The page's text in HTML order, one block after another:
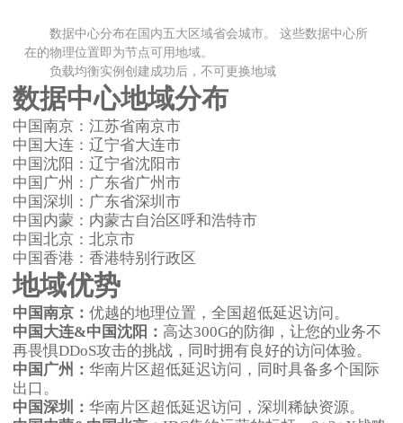
数据中心分布在国内五大区域省会城市。 这些数据中心所
在的物理位置即为节点可用地域。
负载均衡实例创建成功后，不可更换地域
数据中心地域分布
中国南京：江苏省南京市
中国大连：辽宁省大连市
中国沈阳：辽宁省沈阳市
中国广州：广东省广州市
中国深圳：广东省深圳市
中国内蒙：内蒙古自治区呼和浩特市
中国北京：北京市
中国香港：香港特别行政区
地域优势
中国南京： 优越的地理位置，全国超低延迟访问。
中国大连&中国沈阳： 高达300G的防御，让您的业务不
再畏惧DDoS攻击的挑战，同时拥有良好的访问体验。
中国广州： 华南片区超低延迟访问，同时具备多个国际
出口。
中国深圳： 华南片区超低延迟访问，深圳稀缺资源。